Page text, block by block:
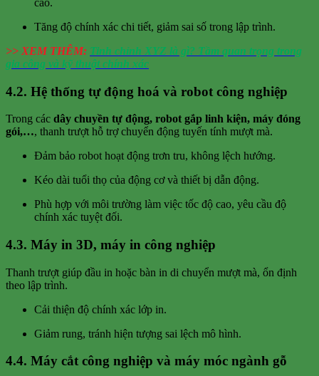
Tăng độ chính xác chi tiết, giảm sai số trong lập trình.
>> XEM THÊM: Tinh chỉnh XYZ là gì? Tầm quan trọng trong
gia công và kỹ thuật chính xác
4.2. Hệ thống tự động hoá và robot công nghiệp
Trong các dây chuyền tự động, robot gắp linh kiện, máy đóng
gói,…, thanh trượt hỗ trợ chuyển động tuyến tính mượt mà.
Đảm bảo robot hoạt động trơn tru, không lệch hướng.
Kéo dài tuổi thọ của động cơ và thiết bị dẫn động.
Phù hợp với môi trường làm việc tốc độ cao, yêu cầu độ
chính xác tuyệt đối.
4.3. Máy in 3D, máy in công nghiệp
Thanh trượt giúp đầu in hoặc bàn in di chuyển mượt mà, ổn định
theo lập trình.
Cải thiện độ chính xác lớp in.
Giảm rung, tránh hiện tượng sai lệch mô hình.
4.4. Máy cắt công nghiệp và máy móc ngành gỗ